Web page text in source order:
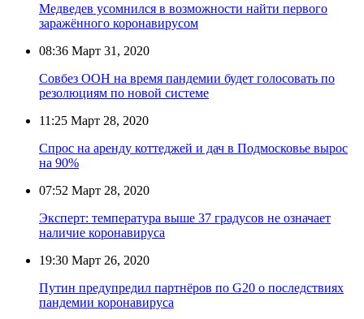
Медведев усомнился в возможности найти первого
заражённого коронавирусом
08:36 Март 31, 2020
Совбез ООН на время пандемии будет голосовать по
резолюциям по новой системе
11:25 Март 28, 2020
Спрос на аренду коттеджей и дач в Подмосковье вырос
на 90%
07:52 Март 28, 2020
Эксперт: температура выше 37 градусов не означает
наличие коронавируса
19:30 Март 26, 2020
Путин предупредил партнёров по G20 о последствиях
пандемии коронавируса